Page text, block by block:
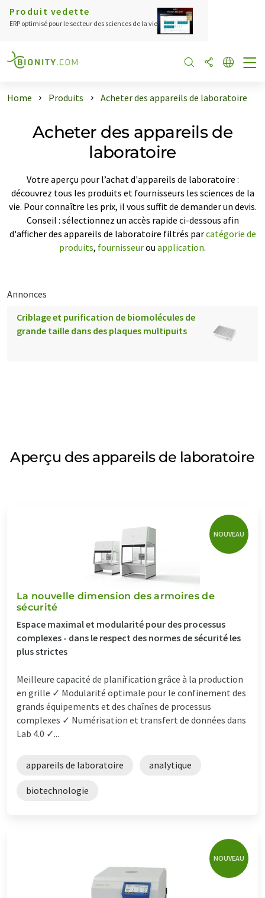
Produit vedette
ERP optimisé pour le secteur des sciences de la vie
Home Produits Acheter des appareils de laboratoire
Acheter des appareils de
laboratoire
Votre aperçu pour l’achat d'appareils de laboratoire :
découvrez tous les produits et fournisseurs les sciences de la
vie. Pour connaître les prix, il vous suffit de demander un devis.
Conseil : sélectionnez un accès rapide ci-dessous afin
d'afficher des appareils de laboratoire filtrés parcatégorie de
produits, fournisseurou application.
Annonces
Criblage et purification de biomolécules de
grande taille dans des plaques multipuits
Aperçu des appareils de laboratoire
NOUVEAU
La nouvelle dimension des armoires de
sécurité
Espace maximal et modularité pour des processus
complexes - dans le respect des normes de sécurité les
plus strictes
Meilleure capacité de planification grâce à la production
en grille ✓ Modularité optimale pour le confinement des
grands équipements et des chaînes de processus
complexes ✓ Numérisation et transfert de données dans
Lab 4.0 ✓...
appareils de laboratoire analytique
biotechnologie
NOUVEAU